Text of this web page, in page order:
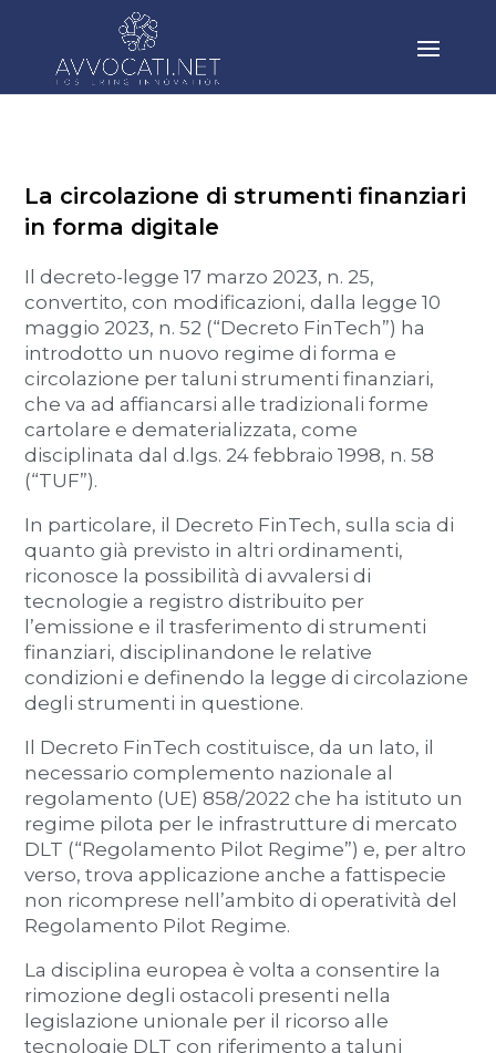
La circolazione di strumenti finanziari
in forma digitale
Il decreto-legge 17 marzo 2023, n. 25,
convertito, con modificazioni, dalla legge 10
maggio 2023, n. 52 (“Decreto FinTech”) ha
introdotto un nuovo regime di forma e
circolazione per taluni strumenti finanziari,
che va ad affiancarsi alle tradizionali forme
cartolare e dematerializzata, come
disciplinata dal d.lgs. 24 febbraio 1998, n. 58
(“TUF”).
In particolare, il Decreto FinTech, sulla scia di
quanto già previsto in altri ordinamenti,
riconosce la possibilità di avvalersi di
tecnologie a registro distribuito per
l’emissione e il trasferimento di strumenti
finanziari, disciplinandone le relative
condizioni e definendo la legge di circolazione
degli strumenti in questione.
Il Decreto FinTech costituisce, da un lato, il
necessario complemento nazionale al
regolamento (UE) 858/2022 che ha istituto un
regime pilota per le infrastrutture di mercato
DLT (“Regolamento Pilot Regime”) e, per altro
verso, trova applicazione anche a fattispecie
non ricomprese nell’ambito di operatività del
Regolamento Pilot Regime.
La disciplina europea è volta a consentire la
rimozione degli ostacoli presenti nella
legislazione unionale per il ricorso alle
tecnologie DLT con riferimento a taluni